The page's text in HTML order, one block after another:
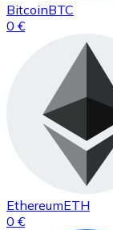
BitcoinBTC
0 €
EthereumETH
0 €